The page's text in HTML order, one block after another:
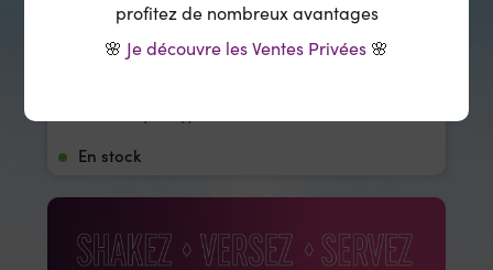
En stock
profitez de nombreux avantages
🌸 Je découvre les Ventes Privées 🌸